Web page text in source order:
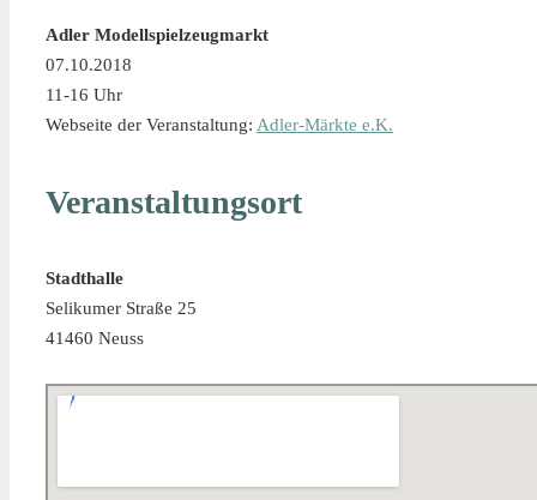
Adler Modellspielzeugmarkt
07.10.2018
11-16 Uhr
Webseite der Veranstaltung: Adler-Märkte e.K.
Veranstaltungsort
Stadthalle
Selikumer Straße 25
41460 Neuss